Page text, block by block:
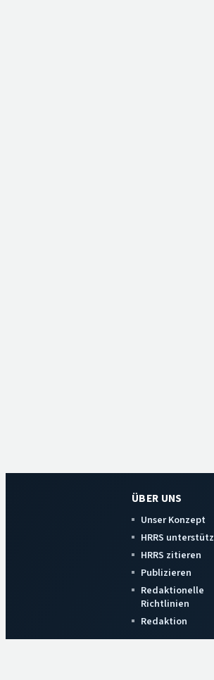
ÜBER UNS
Unser Konzept
HRRS
HRRS zitieren
Publizieren
Redaktionelle
Richtlinien
Redaktion